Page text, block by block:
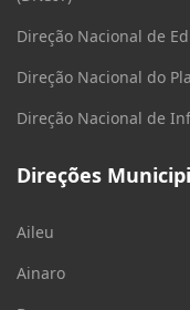
Direção Nacional de
Direção Nacional do
Direção Nacional de
Direções
Aileu
Ainaro